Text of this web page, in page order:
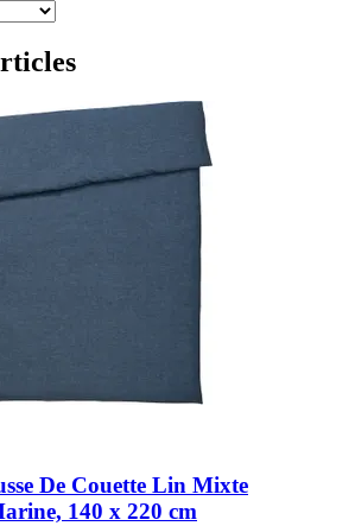
De Couette Lin Mixte
140 x 220 cm